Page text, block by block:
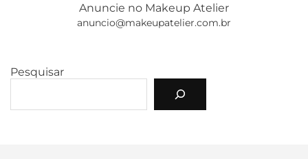
Anuncie no Makeup Atelier
anuncio@makeupatelier.com.br
Pesquisar